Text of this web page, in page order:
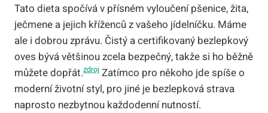
Tato dieta spočívá v přísném vyloučení pšenice, žita,
ječmene a jejich kříženců z vašeho jídelníčku. Máme
ale i dobrou zprávu. Čistý a certifikovaný bezlepkový
oves bývá většinou zcela bezpečný, takže si ho běžně
můžete dopřát.zdroj Zatímco pro někoho jde spíše o
moderní životní styl, pro jiné je bezlepková strava
naprosto nezbytnou každodenní nutností.